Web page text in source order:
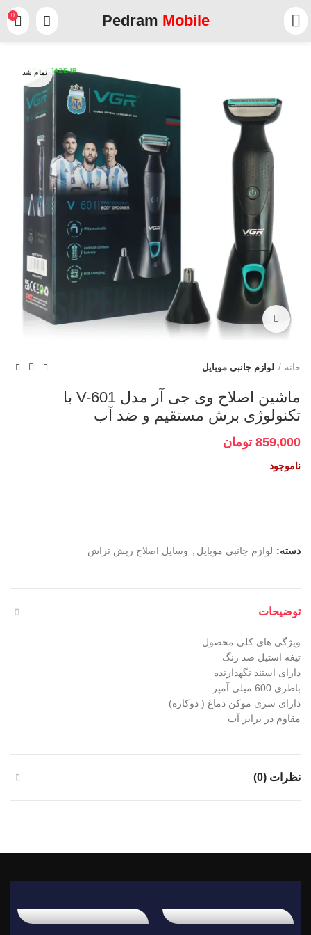
Pedram Mobile
0
تمام شد
برای بزرگنمایی کلیک کنید
خانه لوازم جانبی موبایل
ماشین اصلاح وی جی آر مدل V-601 با
تکنولوژی برش مستقیم و ضد آب
859,000 تومان
ناموجود
دسته: لوازم جانبی موبایل وسایل اصلاح ریش تراش
توضیحات
ویژگی های کلی محصول
تیغه استیل ضد زنگ
دارای استند نگهدارنده
باطری 600 میلی آمپر
دارای سری موکن دماغ ( دوکاره)
مقاوم در برابر آب
نظرات (0)